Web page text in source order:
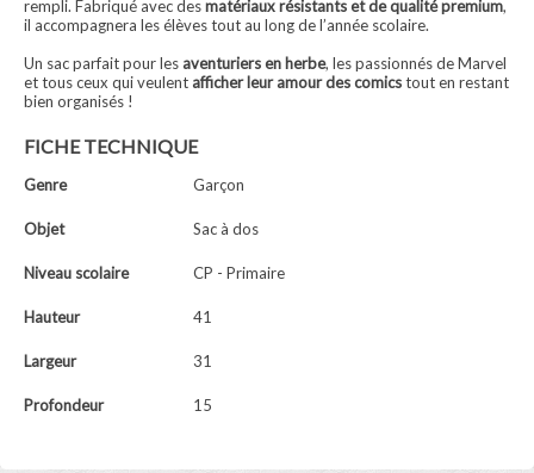
rempli. Fabriqué avec desmatériaux résistants et de qualité premium,
il accompagnera les élèves tout au long de l’année scolaire.
Un sac parfait pour les aventuriers en herbe, les passionnés de Marvel
et tous ceux qui veulent afficher leur amour des comicstout en restant
bien organisés !
FICHE TECHNIQUE
Genre Garçon
Objet Sac à dos
Niveau scolaire CP - Primaire
Hauteur 41
Largeur 31
Profondeur 15